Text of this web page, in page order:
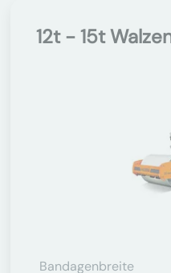
12t - 15t
Bandagenbreite